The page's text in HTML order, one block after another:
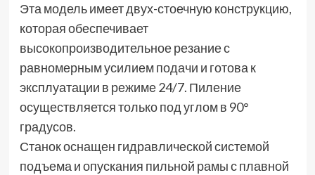
Эта модель имеет двух-стоечную конструкцию,
которая обеспечивает
высокопроизводительное резание с
равномерным усилием подачи и готова к
эксплуатации в режиме 24/7. Пиление
осуществляется только под углом в 90°
градусов.
Станок оснащен гидравлической системой
подъема и опускания пильной рамы с плавной